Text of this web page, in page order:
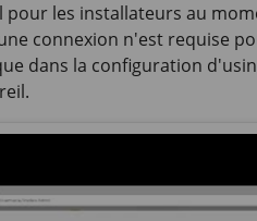
pour les installateurs au
connexion n'est requise
dans la configuration